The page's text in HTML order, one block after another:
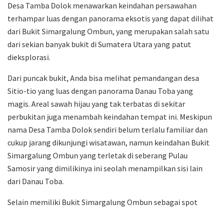
Desa Tamba Dolok menawarkan keindahan persawahan
terhampar luas dengan panorama eksotis yang dapat dilihat
dari Bukit Simargalung Ombun, yang merupakan salah satu
dari sekian banyak bukit di Sumatera Utara yang patut
dieksplorasi.
Dari puncak bukit, Anda bisa melihat pemandangan desa
Sitio-tio yang luas dengan panorama Danau Toba yang
magis. Areal sawah hijau yang tak terbatas di sekitar
perbukitan juga menambah keindahan tempat ini. Meskipun
nama Desa Tamba Dolok sendiri belum terlalu familiar dan
cukup jarang dikunjungi wisatawan, namun keindahan Bukit
Simargalung Ombun yang terletak di seberang Pulau
Samosir yang dimilikinya ini seolah menampilkan sisi lain
dari Danau Toba.
Selain memiliki Bukit Simargalung Ombun sebagai spot